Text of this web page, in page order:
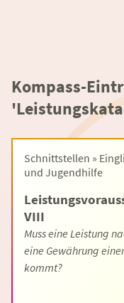
Kompass-
Schnittstellen »
und Jugendhilfe
VIII
Muss eine Leistung
eine Gewährung
kommt?